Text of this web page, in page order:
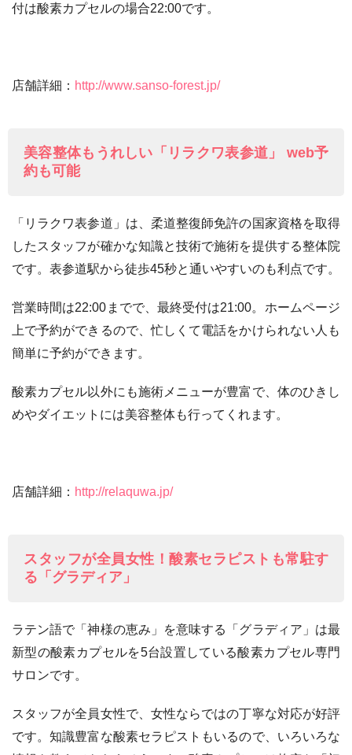
付は酸素カプセルの場合22:00です。
店舗詳細： http://www.sanso-forest.jp/
美容整体もうれしい「リラクワ表参道」 web予
約も可能
「リラクワ表参道」は、柔道整復師免許の国家資格を取得
したスタッフが確かな知識と技術で施術を提供する整体院
です。表参道駅から徒歩45秒と通いやすいのも利点です。
営業時間は22:00までで、最終受付は21:00。ホームページ
上で予約ができるので、忙しくて電話をかけられない人も
簡単に予約ができます。
酸素カプセル以外にも施術メニューが豊富で、体のひきし
めやダイエットには美容整体も行ってくれます。
店舗詳細： http://relaquwa.jp/
スタッフが全員女性！酸素セラピストも常駐す
る「グラディア」
ラテン語で「神様の恵み」を意味する「グラディア」は最
新型の酸素カプセルを5台設置している酸素カプセル専門
サロンです。
スタッフが全員女性で、女性ならではの丁寧な対応が好評
です。知識豊富な酸素セラピストもいるので、いろいろな